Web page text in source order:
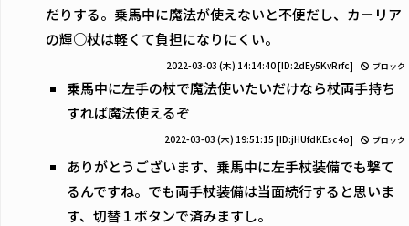
だりする。乗馬中に魔法が使えないと不便だし、カーリア
の輝○杖は軽くて負担になりにくい。
2022-03-03 (木) 14:14:40[ID:2dEy5KvRrfc] ブロック
乗馬中に左手の杖で魔法使いたいだけなら杖両手持ち
すれば魔法使えるぞ
2022-03-03 (木) 19:51:15 [ID:jHUfdKEsc4o] ブロック
ありがとうございます、乗馬中に左手杖装備でも撃て
るんですね。でも両手杖装備は当面続行すると思いま
す、切替１ボタンで済みますし。